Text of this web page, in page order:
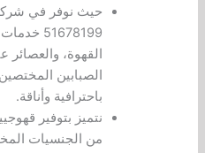
حيث نوفر في
القهوة،
الصبابين
باحترافية وأناقة.
نتميز بتوفير
من الجنسيات